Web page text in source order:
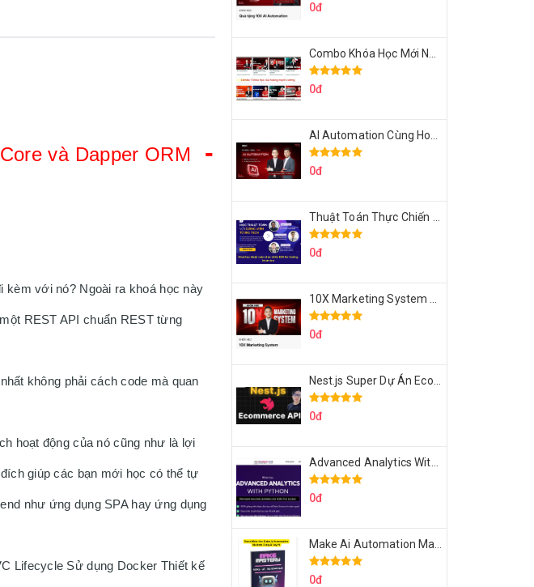
và Dapper ORM
-
kèm với nó? Ngoài ra khoá học này
REST API chuẩn REST từng
hoạt động của nó cũng như là lợi
giúp các bạn mới học có thể tự
như ứng dụng SPA hay ứng dụng
Lifecycle Sử dụng Docker Thiết kế
0đ
0đ
0đ
0đ
0đ
0đ
0đ
0đ